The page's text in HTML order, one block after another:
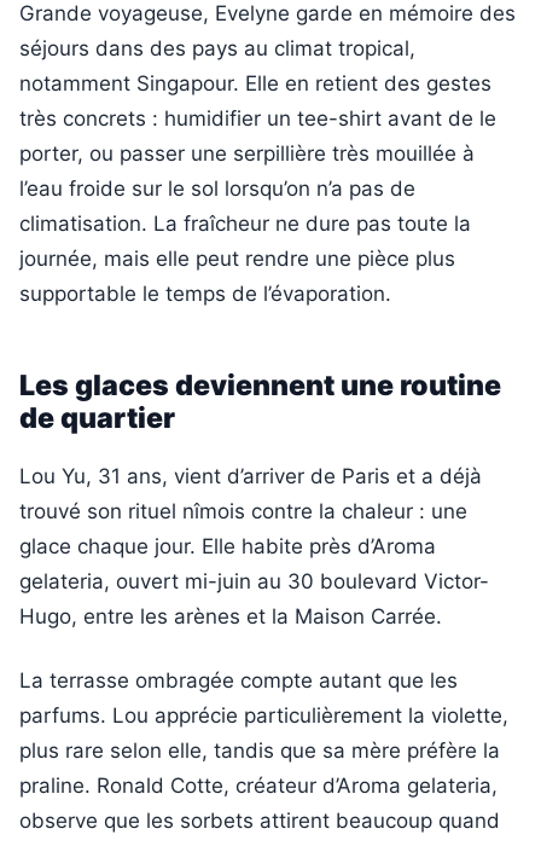
Grande voyageuse, Evelyne garde en mémoire des
séjours dans des pays au climat tropical,
notamment Singapour. Elle en retient des gestes
très concrets : humidifier un tee-shirt avant de le
porter, ou passer une serpillière très mouillée à
l’eau froide sur le sol lorsqu’on n’a pas de
climatisation. La fraîcheur ne dure pas toute la
journée, mais elle peut rendre une pièce plus
supportable le temps de l’évaporation.
Les glaces deviennent une routine
de quartier
Lou Yu, 31 ans, vient d’arriver de Paris et a déjà
trouvé son rituel nîmois contre la chaleur : une
glace chaque jour. Elle habite près d’Aroma
gelateria, ouvert mi-juin au 30 boulevard Victor-
Hugo, entre les arènes et la Maison Carrée.
La terrasse ombragée compte autant que les
parfums. Lou apprécie particulièrement la violette,
plus rare selon elle, tandis que sa mère préfère la
praline. Ronald Cotte, créateur d’Aroma gelateria,
observe que les sorbets attirent beaucoup quand